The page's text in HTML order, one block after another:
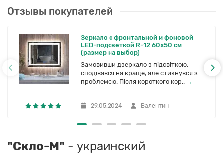
Отзывы покупателей
Зеркало с фронтальной и фоновой
LED-подсветкой R-12 60x50 см
(размер на выбор)
Замовивши дзеркало з підсвіткою,
сподівався на краще, але стикнувся з
проблемою. Після короткого кор..
→
29.05.2024 Валентин
"Скло-М" - украинский